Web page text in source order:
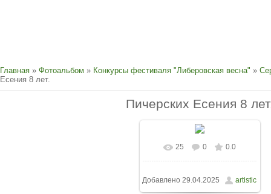
Главная » Фотоальбом » Конкурсы фестиваля "Либеровская весна" »
Есения 8 лет.
Пичерских Есения 8
25 0 0.0
Добавлено 29.04.2025 artistic